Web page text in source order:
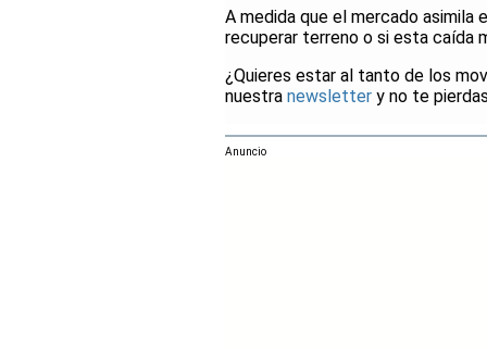
A medida que el mercado asimila
recuperar terreno o si esta caída
¿Quieres estar al tanto de los
nuestra newsletter y no te
Anuncio